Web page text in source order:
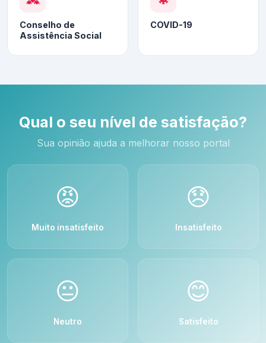
Conselho de
Assistência Social
COVID-19
Qual o seu nível de satisfação?
Sua opinião ajuda a melhorar nosso portal
😡
Muito insatisfeito
😞
Insatisfeito
😐
Neutro
😊
Satisfeito